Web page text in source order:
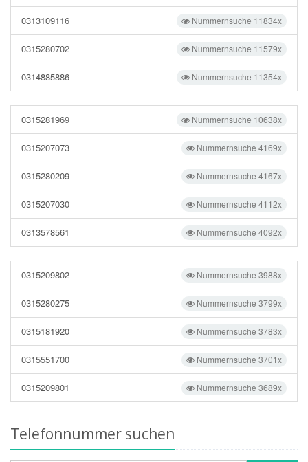
Nummernsuche 11834x
0313109116
Nummernsuche 11579x
0315280702
Nummernsuche 11354x
0314885886
Nummernsuche 10638x
0315281969
Nummernsuche 4169x
0315207073
Nummernsuche 4167x
0315280209
Nummernsuche 4112x
0315207030
Nummernsuche 4092x
0313578561
Nummernsuche 3988x
0315209802
Nummernsuche 3799x
0315280275
Nummernsuche 3783x
0315181920
Nummernsuche 3701x
0315551700
Nummernsuche 3689x
0315209801
Telefonnummer suchen